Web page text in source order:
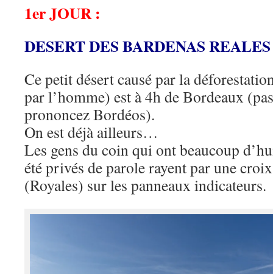
1er JOUR :
DESERT DES BARDENAS REALES
Ce petit désert causé par la
par l’homme) est à 4h de Bordeaux
prononcez Bordéos).
On est déjà ailleurs…
Les gens du coin qui ont beaucoup
été privés de parole rayent par une
(Royales) sur les panneaux indicateurs.